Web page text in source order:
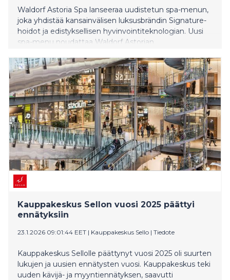
Waldorf Astoria Spa lanseeraa uudistetun spa-menun,
joka yhdistää kansainvälisen luksusbrändin Signature-
hoidot ja edistyksellisen hyvinvointiteknologian. Uusi
spa-menu noudattaa Waldorf Astorian
kolmeen eri kategoriaan: Vitality, The Skincare Atelier
ja Being Well.
Kauppakeskus Sellon vuosi 2025 päättyi
ennätyksiin
23.1.2026 09:01:44 EET | Kauppakeskus Sello | Tiedote
Kauppakeskus Sellolle päättynyt vuosi 2025 oli suurten
lukujen ja uusien ennätysten vuosi. Kauppakeskus teki
uuden kävijä- ja myyntiennätyksen, saavutti